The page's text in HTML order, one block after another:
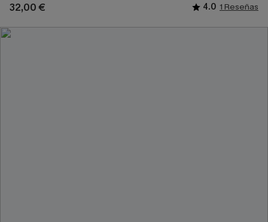
32,00 € 4.0 1 Reseñas